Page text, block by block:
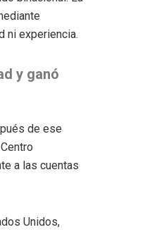
ni experiencia.
y ganó
de ese
a las cuentas
Unidos,